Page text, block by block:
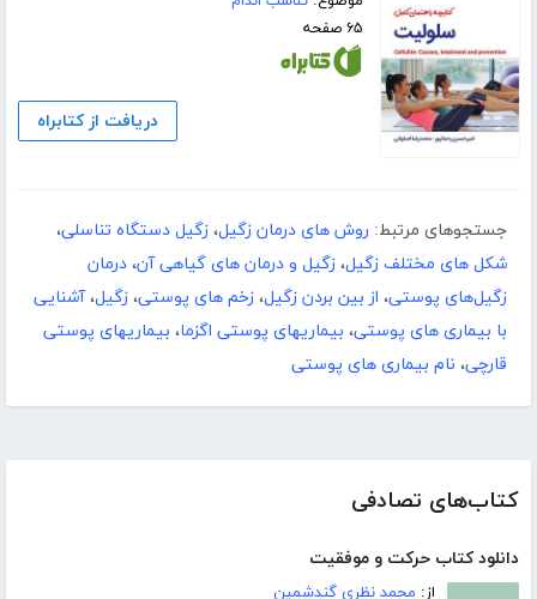
کتاب‌های تصادفی
دانلود کتاب حرکت و موفقیت
از: محمد نظری گندشمین
۶۵ صفحه
دریافت از کتابراه
جستجوهای مرتبط: روش های درمان زگیل، زگیل دستگاه تناسلی،
شکل های مختلف زگیل، زگیل و درمان های گیاهی آن، درمان
زگیل‌های پوستی، از بین بردن زگیل، زخم های پوستی، زگیل،آشنایی
با بیماری های پوستی، بیماریهای پوستی اگزما، بیماریهای پوستی
قارچی، نام بیماری های پوستی